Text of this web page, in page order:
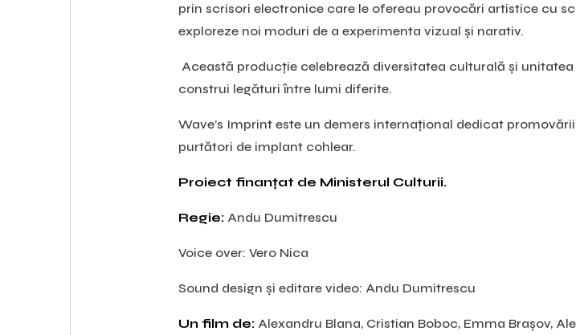
prin scrisori electronice care le ofereau provocări artistice cu
exploreze noi moduri de a experimenta vizual și narativ.
Această producție celebrează diversitatea culturală și
construi legături între lumi diferite.
Wave’s Imprint este un demers internațional dedicat
purtători de implant cohlear.
Proiect finanțat de Ministerul Culturii.
Regie: Andu Dumitrescu
Voice over: Vero Nica
Sound design și editare video: Andu Dumitrescu
Un film de: Alexandru Blana, Cristian Boboc, Emma Brașov,